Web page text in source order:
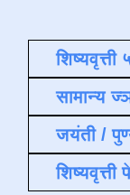
शिष्यवृत्ती
सामान्य
जयंती /
शिष्यवृत्ती